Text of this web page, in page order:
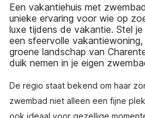
Een vakantiehuis met
unieke ervaring voor wie op
luxe tijdens de vakantie. Stel
een sfeervolle
groene landschap van
duik nemen in je eigen
De regio staat bekend om haar
zwembad niet alleen een fijne
ook ideaal voor gezellige